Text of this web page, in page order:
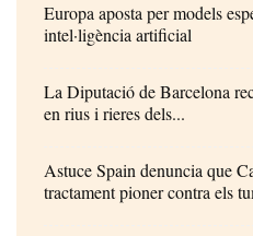
Europa aposta per models
intel·ligència artificial
La Diputació de Barcelona
en rius i rieres dels...
Astuce Spain denuncia que
tractament pioner contra els